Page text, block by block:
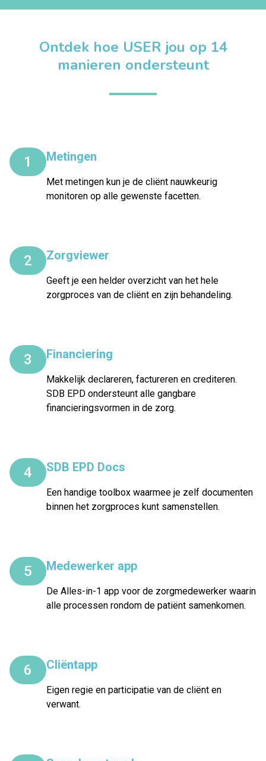
Ontdek hoe USER jou op 14
manieren ondersteunt
1 Metingen
Met metingen kun je de cliënt nauwkeurig
monitoren op alle gewenste facetten.
2 Zorgviewer
Geeft je een helder overzicht van het hele
zorgproces van de cliënt en zijn behandeling.
3 Financiering
Makkelijk declareren, factureren en crediteren.
SDB EPD ondersteunt alle gangbare
financieringsvormen in de zorg.
4 SDB EPD Docs
Een handige toolbox waarmee je zelf documenten
binnen het zorgproces kunt samenstellen.
5 Medewerker app
De Alles-in-1 app voor de zorgmedewerker waarin
alle processen rondom de patiënt samenkomen.
6 Cliëntapp
Eigen regie en participatie van de cliënt en
verwant.